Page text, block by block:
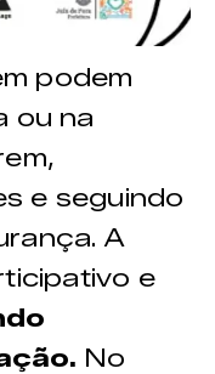
podem
ou na
e seguindo
A
e
No